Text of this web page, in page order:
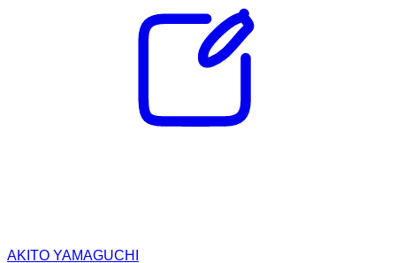
AKITO YAMAGUCHI